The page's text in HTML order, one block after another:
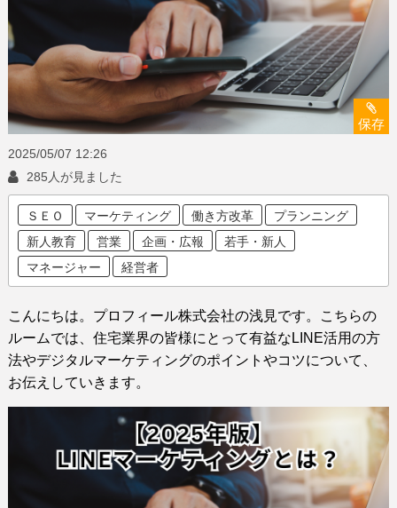
保存
2025/05/07 12:26
285人が見ました
ＳＥＯ マーケティング 働き方改革
プランニング
新人教育
営業 企画・広報
若手・新人
マネージャー
経営者
こんにちは。プロフィール株式会社の浅見です。
こちらの
ルームでは、住宅業界の皆様にとって有益なLINE活用の方
法やデジタルマーケティングのポイントやコツについて、
お伝えしていきます。